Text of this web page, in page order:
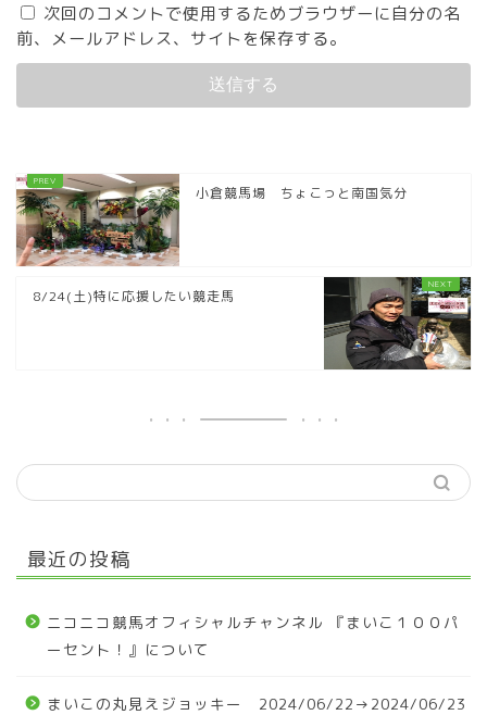
次回のコメントで使用するためブラウザーに自分の名
前、メールアドレス、サイトを保存する。
小倉競馬場 ちょこっと南国気分
8/24(土)特に応援したい競走馬
最近の投稿
ニコニコ競馬オフィシャルチャンネル 『まいこ１００パ
ーセント！』について
まいこの丸見えジョッキー 2024/06/22→2024/06/23